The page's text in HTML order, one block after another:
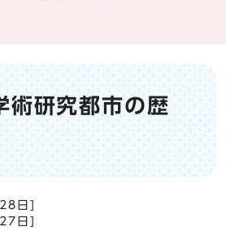
術研究都市の歴
日
日